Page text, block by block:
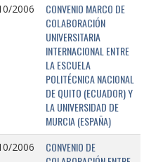
2006
CONVENIO MARCO DE
COLABORACIÓN
UNIVERSITARIA
INTERNACIONAL ENTRE
LA ESCUELA
POLITÉCNICA NACIONAL
DE QUITO (ECUADOR) Y
LA UNIVERSIDAD DE
MURCIA (ESPAÑA)
2006
CONVENIO DE